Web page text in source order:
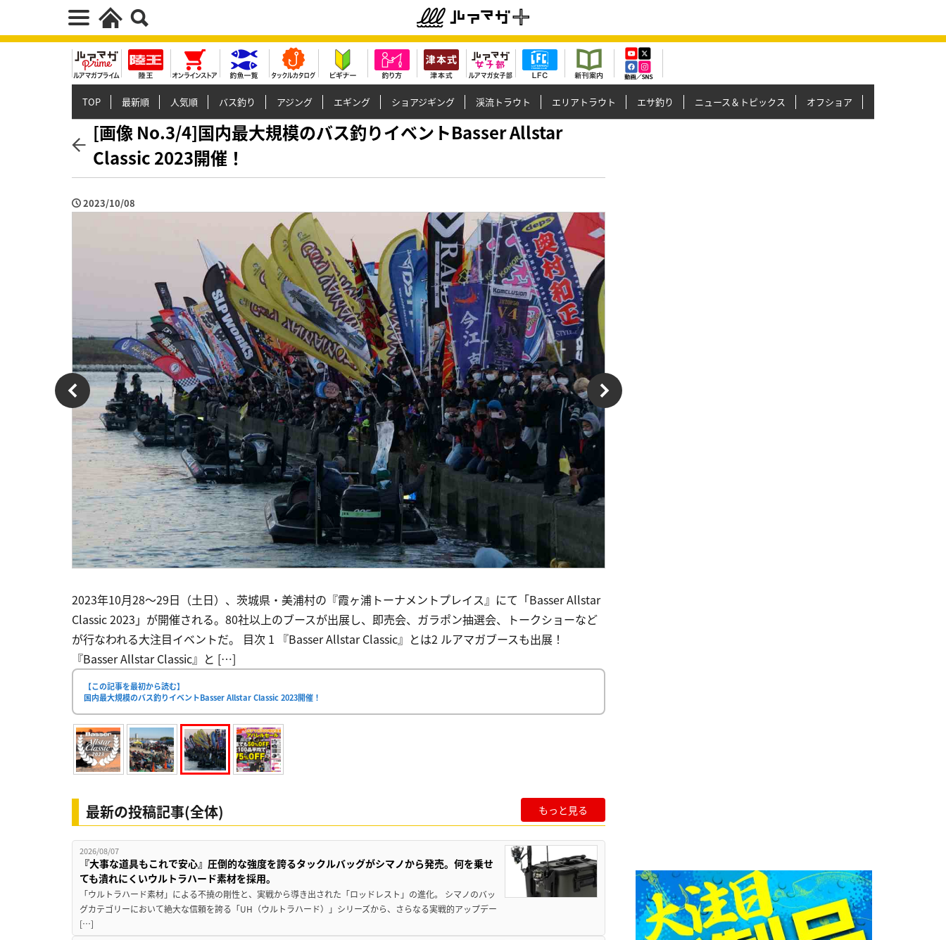
TOP 最新順 人気順 バス釣り アジング エギング ショアジギング 渓流トラウト エリアトラウト エサ釣り ニュース＆トピックス オフショア
[画像 No.3/4]国内最⼤規模のバス釣りイベントBasser Allstar
Classic 2023開催！
2023/10/08
2023年10⽉28〜29⽇（⼟⽇）、茨城県・美浦村の『霞ヶ浦トーナメントプレイス』にて「Basser Allstar
Classic 2023」が開催される。80社以上のブースが出展し、即売会、ガラポン抽選会、トークショーなど
が⾏なわれる大注目イベントだ。 目次 1 『Basser Allstar Classic』とは2 ルアマガブースも出展！
『Basser Allstar Classic』と […]
【この記事を最初から読む】
国内最⼤規模のバス釣りイベントBasser Allstar Classic 2023開催！
最新の投稿記事(全体) もっと見る
2026/08/07
『大事な道具もこれで安心』圧倒的な強度を誇るタックルバッグがシマノから発売。何を乗せ
ても潰れにくいウルトラハード素材を採用。
「ウルトラハード素材」による不撓の剛性と、実戦から導き出された「ロッドレスト」の進化。 シマノのバッ
グカテゴリーにおいて絶大な信頼を誇る「UH（ウルトラハード）」シリーズから、さらなる実戦的アップデー
[…]